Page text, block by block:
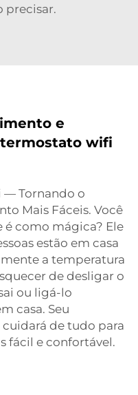
precisar.
e
wifi
— Tornando o
Mais Fáceis. Você
é como mágica? Ele
estão em casa
a temperatura
de desligar o
ou ligá-lo
casa. Seu
de tudo para
fácil e confortável.